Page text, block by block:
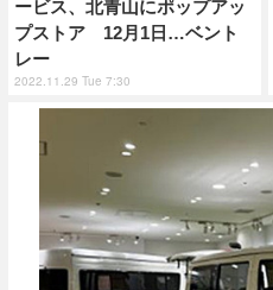
ービス、北青山にポップアッ
プストア 12月1日…ベント
レー
2022.11.29 Tue 7:30